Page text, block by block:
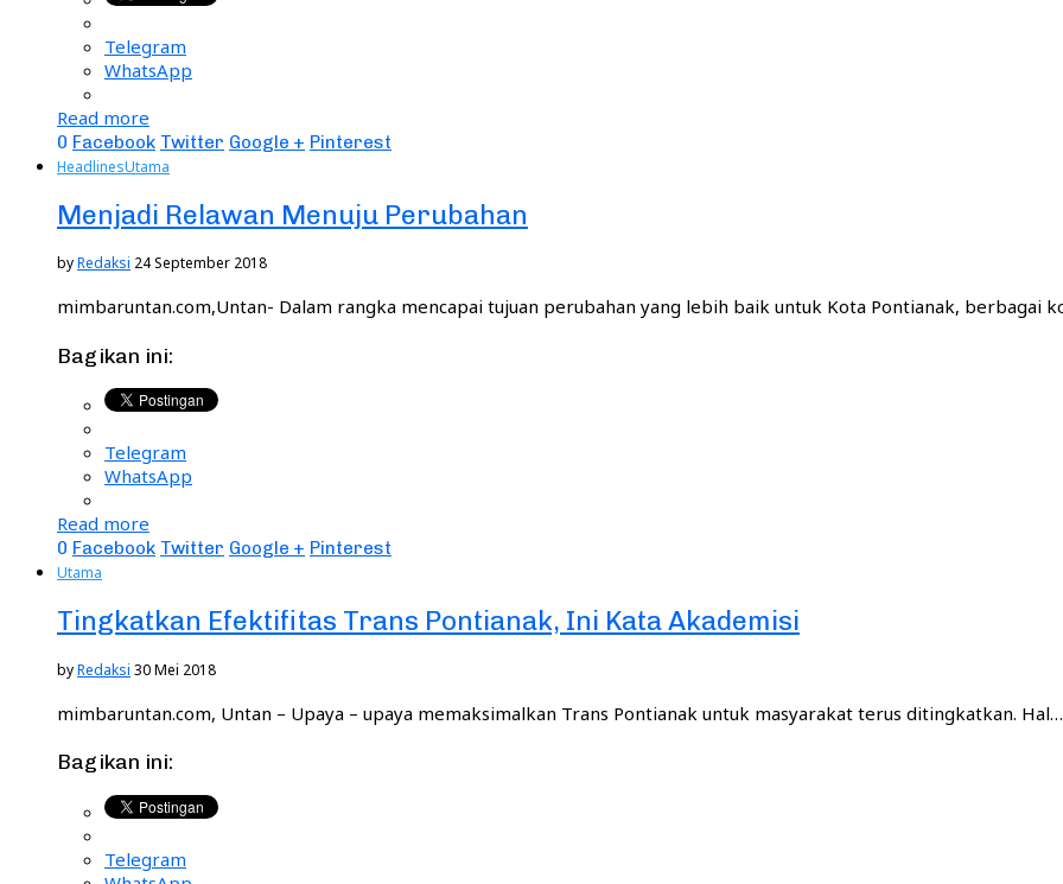
Telegram
WhatsApp
Read more
0 Facebook Twitter Google + Pinterest
HeadlinesUtama
Menjadi Relawan Menuju Perubahan
byRedaksi 24 September 2018
mimbaruntan.com,Untan- Dalam rangka mencapai tujuan perubahan yang lebih baik untuk Kota Pontianak, berbagai
Bagikan ini:
Telegram
WhatsApp
Read more
0 Facebook Twitter Google + Pinterest
Utama
Tingkatkan Efektifitas Trans Pontianak, Ini Kata Akademisi
byRedaksi 30 Mei 2018
mimbaruntan.com, Untan – Upaya – upaya memaksimalkan Trans Pontianak untuk masyarakat terus ditingkatkan. Hal…
Bagikan ini:
Telegram